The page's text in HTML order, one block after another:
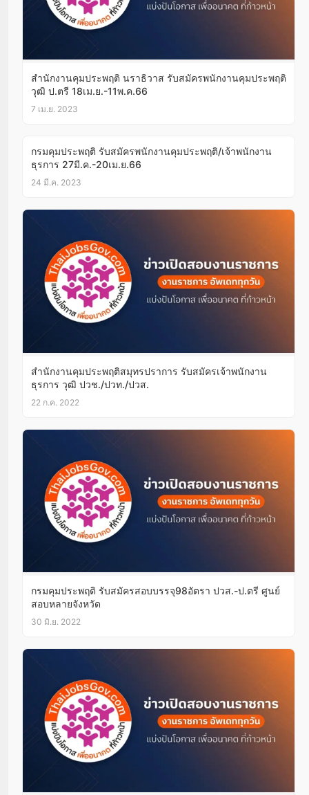
สำนักงานคุมประพฤติ นราธิวาส รับสมัครพนักงานคุมประพฤติ
วุฒิ ป.ตรี 18เม.ย.-11พ.ค.66
7 เม.ย. 2023
กรมคุมประพฤติ รับสมัครพนักงานคุมประพฤติ/เจ้าพนักงาน
ธุรการ 27มี.ค.-20เม.ย.66
24 มี.ค. 2023
สำนักงานคุมประพฤติสมุทรปราการ รับสมัครเจ้าพนักงาน
ธุรการ วุฒิ ปวช./ปวท./ปวส.
22 ก.ค. 2022
กรมคุมประพฤติ รับสมัครสอบบรรจุ98อัตรา ปวส.-ป.ตรี ศูนย์
สอบหลายจังหวัด
30 มิ.ย. 2022